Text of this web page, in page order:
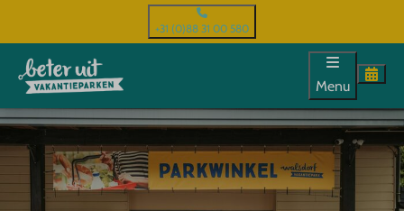
+31 (0)88 31 00 580
Menu